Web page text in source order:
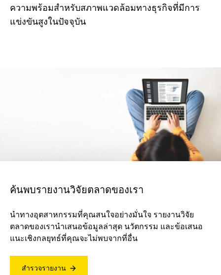
ความพร้อมสำหรับสภาพแวดล้อมทางธุรกิจที่มีการ
แข่งขันสูงในปัจจุบัน
ค้นพบรายงานวิจัยตลาดของเรา
นำทางอุตสาหกรรมที่คุณสนใจอย่างมั่นใจ รายงานวิจัย
ตลาดของเรานำเสนอข้อมูลล่าสุด นวัตกรรม และข้อเสนอ
แนะเชิงกลยุทธ์ที่คุณจะไม่พบจากที่อื่น
สำรวจรายงาน